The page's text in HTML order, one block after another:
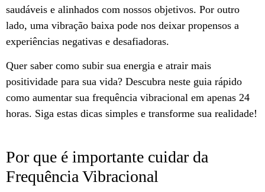
saudáveis e alinhados com nossos objetivos. Por outro
lado, uma vibração baixa pode nos deixar propensos a
experiências negativas e desafiadoras.
Quer saber como subir sua energia e atrair mais
positividade para sua vida? Descubra neste guia rápido
como aumentar sua frequência vibracional em apenas 24
horas. Siga estas dicas simples e transforme sua realidade!
Por que é importante cuidar da
Frequência Vibracional